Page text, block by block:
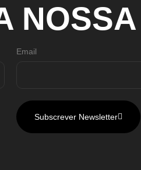
NOSSA
Email
Subscrever Newsletter